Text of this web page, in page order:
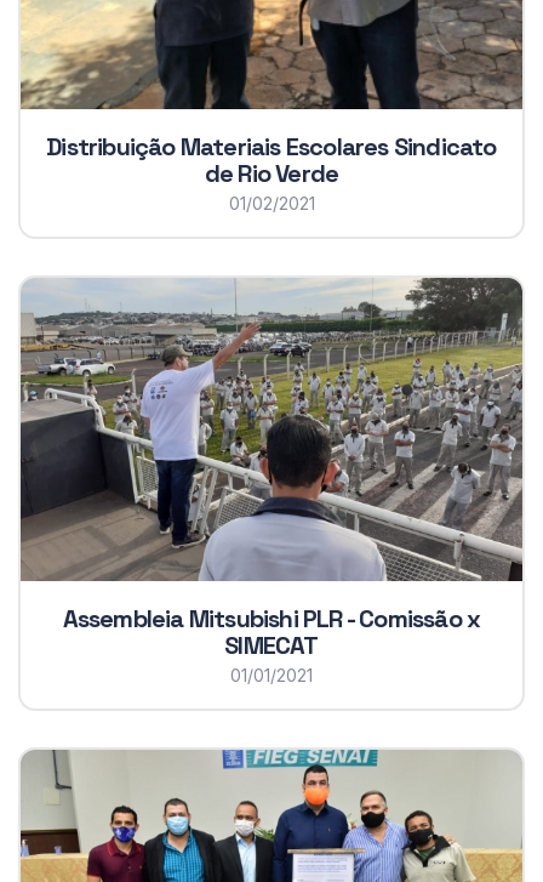
Distribuição Materiais Escolares Sindicato
de Rio Verde
01/02/2021
Assembleia Mitsubishi PLR - Comissão x
SIMECAT
01/01/2021